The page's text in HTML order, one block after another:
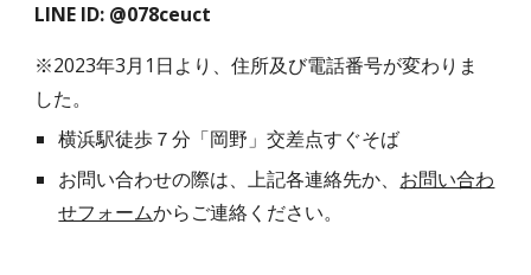
LINE ID: @078ceuct
※2023年3月1日より、住所及び電話番号が変わりま
した。
横浜駅徒歩７分「岡野」交差点すぐそば
お問い合わせの際は、上記各連絡先か、 お問い合わ
せフォームからご連絡ください。